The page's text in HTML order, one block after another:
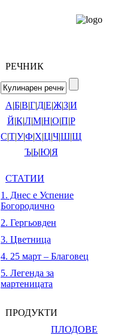
РЕЧНИК
А|Б|В|Г|Д|Е|Ж|З|И
Й|К|Л|М|Н|О|П|Р
С|Т|У|Ф|Х|Ц|Ч|Ш|Щ
Ъ|Ь|Ю|Я
СТАТИИ
1. Днес е Успение
Богородично
2. Гергьовден
3. Цветница
4. 25 март – Благовец
5. Легенда за
мартеницата
ПРОДУКТИ
ПЛОДОВЕ